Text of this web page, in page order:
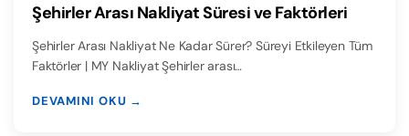
Şehirler Arası Nakliyat Süresi ve Faktörleri
Şehirler Arası Nakliyat Ne Kadar Sürer? Süreyi Etkileyen Tüm
Faktörler | MY Nakliyat Şehirler arası…
DEVAMINI OKU →